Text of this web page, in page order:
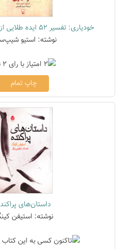
خودیاری: تفسیر 52 ایده طلایی از ساموئل اسمایلز
نوشته: استیو
چاپ تمام
داستان‌های
نوشته: استیفن